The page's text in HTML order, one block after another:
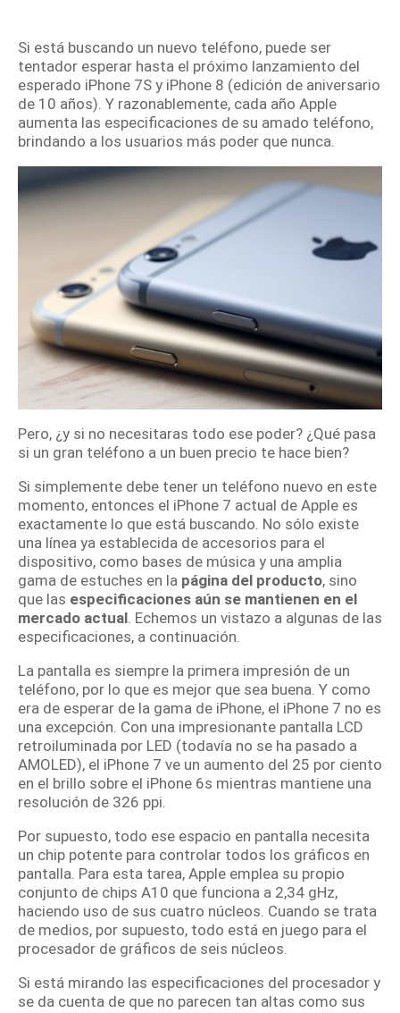
Si está buscando un nuevo teléfono, puede ser
tentador esperar hasta el próximo lanzamiento del
esperado iPhone 7S y iPhone 8 (edición de aniversario
de 10 años). Y razonablemente, cada año Apple
aumenta las especificaciones de su amado teléfono,
brindando a los usuarios más poder que nunca.
Pero, ¿y si no necesitaras todo ese poder? ¿Qué pasa
si un gran teléfono a un buen precio te hace bien?
Si simplemente debe tener un teléfono nuevo en este
momento, entonces el iPhone 7 actual de Apple es
exactamente lo que está buscando. No sólo existe
una línea ya establecida de accesorios para el
dispositivo, como bases de música y una amplia
gama de estuches en la página del producto, sino
que las especificaciones aún se mantienen en el
mercado actual. Echemos un vistazo a algunas de las
especificaciones, a continuación.
La pantalla es siempre la primera impresión de un
teléfono, por lo que es mejor que sea buena. Y como
era de esperar de la gama de iPhone, el iPhone 7 no es
una excepción. Con una impresionante pantalla LCD
retroiluminada por LED (todavía no se ha pasado a
AMOLED), el iPhone 7 ve un aumento del 25 por ciento
en el brillo sobre el iPhone 6s mientras mantiene una
resolución de 326 ppi.
Por supuesto, todo ese espacio en pantalla necesita
un chip potente para controlar todos los gráficos en
pantalla. Para esta tarea, Apple emplea su propio
conjunto de chips A10 que funciona a 2,34 gHz,
haciendo uso de sus cuatro núcleos. Cuando se trata
de medios, por supuesto, todo está en juego para el
procesador de gráficos de seis núcleos.
Si está mirando las especificaciones del procesador y
se da cuenta de que no parecen tan altas como sus